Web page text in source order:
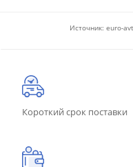
Источник: euro-
Короткий срок поставки